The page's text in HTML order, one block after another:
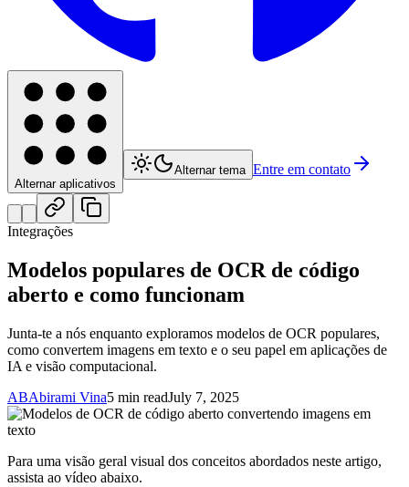
Alternar aplicativos
Alternar tema Entre em contato
Integrações
Modelos populares de OCR de código
aberto e como funcionam
Junta-te a nós enquanto exploramos modelos de OCR populares,
como convertem imagens em texto e o seu papel em aplicações de
IA e visão computacional.
ABAbirami Vina5 min readJuly 7, 2025
Para uma visão geral visual dos conceitos abordados neste artigo,
assista ao vídeo abaixo.